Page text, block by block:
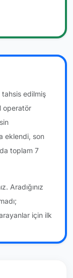
edilmiş
operatör
eklendi, son
toplam 7
Aradığınız
için ilk